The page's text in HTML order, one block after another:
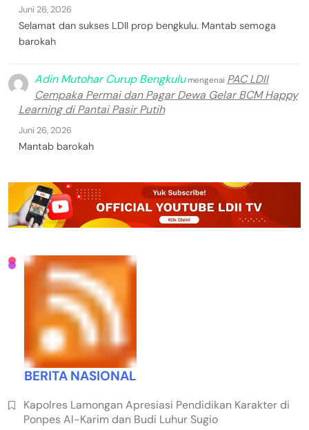
Juni 26, 2026
Selamat dan sukses LDII prop bengkulu. Mantab semoga
barokah
Adin Mutohar Curup Bengkulumengenai PAC LDII
Cempaka Permai dan Pagar Dewa Gelar BCM Happy
Learning di Pantai Pasir Putih
Juni 26, 2026
Mantab barokah
BERITA NASIONAL
Kapolres Lamongan Apresiasi Pendidikan Karakter di
Ponpes Al-Karim dan Budi Luhur Sugio